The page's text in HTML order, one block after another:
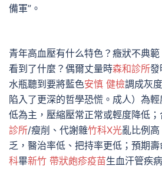
備軍”。
青年高血壓有什么特色？癥狀不典
看到了什麼？偶爾丈量時森和診所發
水瓶聽到要將藍色安慎 健檢調成灰
陷入了更深的哲學恐慌。成人）為
低為主，壓縮壓常正常或輕度降低
診所/瘦削、代謝雜竹科X光亂比例
乏，醫治率低、把持率更低；預期壽
科畢新竹 帶狀皰疹疫苗生血汗管疾